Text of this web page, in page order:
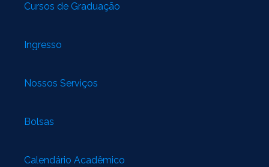
Cursos de Graduação
Ingresso
Nossos Serviços
Bolsas
Calendário Acadêmico